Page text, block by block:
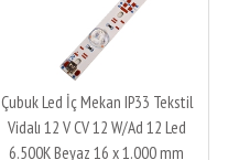
Çubuk Led İç Mekan IP33 Tekstil
Vidalı 12 V CV 12 W/Ad 12 Led
6.500K Beyaz 16 x 1.000 mm